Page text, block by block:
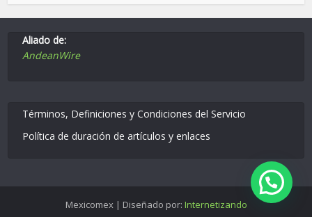
Aliado de:
AndeanWire
Términos, Definiciones y Condiciones del Servicio
Política de duración de artículos y enlaces
Mexicomex | Diseñado por: Internetizando